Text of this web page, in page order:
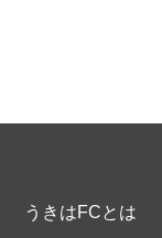
うきはFCとは